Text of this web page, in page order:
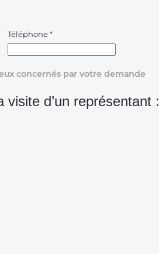
Téléphone*
concernés par votre demande
d’un représentant :